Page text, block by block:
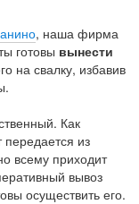
, наша фирма
готовы вынести
на свалку, избавив
Как
из
всему приходит
вывоз
осуществить его.